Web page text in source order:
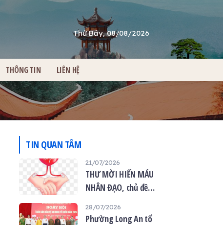
Thứ Bảy, 08/08/2026
THÔNG TIN LIÊN HỆ
TIN QUAN TÂM
21/07/2026
THƯ MỜI HIẾN MÁU
NHÂN ĐẠO, chủ đề
mùa Vu lan”
28/07/2026
Phường Long An tổ